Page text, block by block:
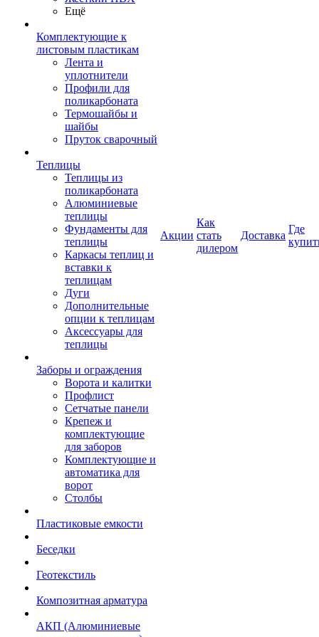
Ещё
Комплектующие к
листовым пластикам
Лента и
уплотнители
Профили для
поликарбоната
Термошайбы и
шайбы
Пруток сварочный
Теплицы
Теплицы из
поликарбоната
Алюминиевые
теплицы
Фундаменты для
теплицы
Каркасы теплиц и
вставки к
теплицам
Дуги
Дополнительные
опции к теплицам
Аксессуары для
теплицы
Заборы и ограждения
Ворота и калитки
Профлист
Сетчатые панели
Крепеж и
комплектующие
для заборов
Комплектующие и
автоматика для
ворот
Столбы
Пластиковые емкости
Беседки
Геотекстиль
Композитная арматура
АКП (Алюминиевые
Акции
Как
стать
дилером
Доставка
Где